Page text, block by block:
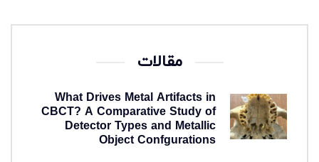
مقالات
What Drives Metal Artifacts in
CBCT? A Comparative Study of
Detector Types and Metallic
Object Confgurations